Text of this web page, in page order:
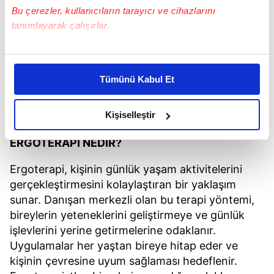
Bu çerezler, kullanıcıların tarayıcı ve cihazlarını
tanımlayarak çalışırlar.
Bu çerezlere izin vermeniz halinde sizlere özel
daha iyi reklam deneyimi yaşatabiliriz. Bunu yaparken
amacımızın size daha iyi bir reklam deneyimi sunmak
olduğunu ve sizlere en iyi içerikleri sunabilmek adına
elimizden gelen çabayı gösterdiğimizi ve bu noktada,
reklamların maliyetlerimizi karşılamak noktasında tek gelir
Her halükârda, kullanıcılar, bu çerezlere izin vermedikleri
takdirde, kullanıcılara hedefli reklamlar
gösterilmeyecektir."
Sizlere daha iyi bir hizmet sunabilmek için İnternet
Sitemizde kendimize ve üçüncü kişilere ait çerezler
Tümünü Kabul Et
Kişiselleştir
ERGOTERAPİ NEDİR?
Ergoterapi, kişinin günlük yaşam aktivitelerini
gerçekleştirmesini kolaylaştıran bir yaklaşım
sunar. Danışan merkezli olan bu terapi yöntemi,
bireylerin yeteneklerini geliştirmeye ve günlük
işlevlerini yerine getirmelerine odaklanır.
Uygulamalar her yaştan bireye hitap eder ve
kişinin çevresine uyum sağlaması hedeflenir.